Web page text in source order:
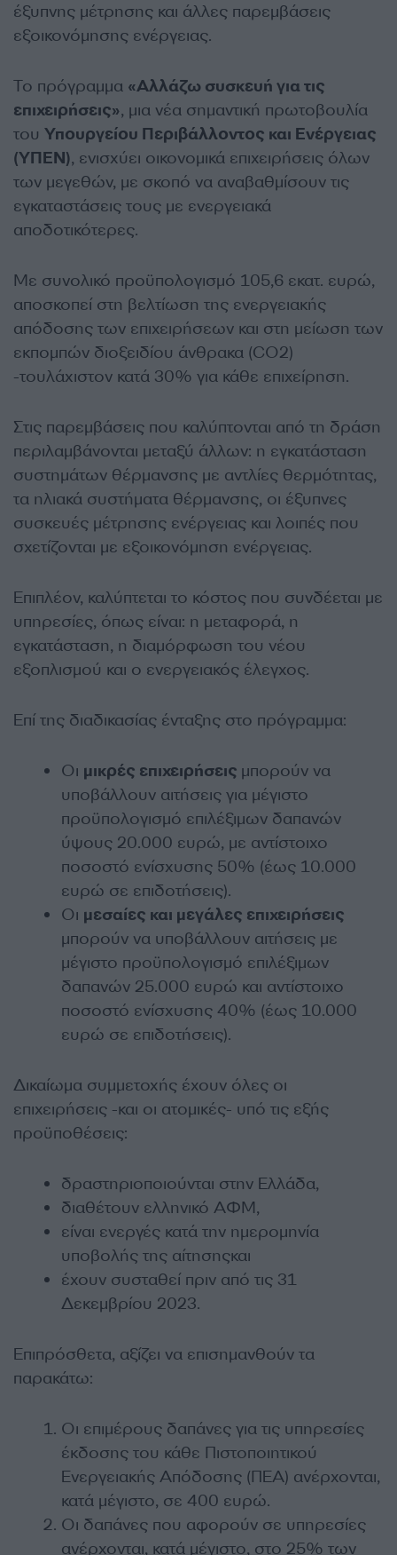
έξυπνης μέτρησης και άλλες παρεμβάσεις
εξοικονόμησης ενέργειας.
Το πρόγραμμα «Αλλάζω συσκευή για τις
επιχειρήσεις», μια νέα σημαντική πρωτοβουλία
του Υπουργείου Περιβάλλοντος και Ενέργειας
(ΥΠΕΝ), ενισχύει οικονομικά επιχειρήσεις όλων
των μεγεθών, με σκοπό να αναβαθμίσουν τις
εγκαταστάσεις τους με ενεργειακά
αποδοτικότερες.
Με συνολικό προϋπολογισμό 105,6 εκατ. ευρώ,
αποσκοπεί στη βελτίωση της ενεργειακής
απόδοσης των επιχειρήσεων και στη μείωση των
εκπομπών διοξειδίου άνθρακα (CO2)
-τουλάχιστον κατά 30% για κάθε επιχείρηση.
Στις παρεμβάσεις που καλύπτονται από τη δράση
περιλαμβάνονται μεταξύ άλλων: η εγκατάσταση
συστημάτων θέρμανσης με αντλίες θερμότητας,
τα ηλιακά συστήματα θέρμανσης, οι έξυπνες
συσκευές μέτρησης ενέργειας και λοιπές που
σχετίζονται με εξοικονόμηση ενέργειας.
Επιπλέον, καλύπτεται το κόστος που συνδέεται με
υπηρεσίες, όπως είναι: η μεταφορά, η
εγκατάσταση, η διαμόρφωση του νέου
εξοπλισμού και ο ενεργειακός έλεγχος.
Επί της διαδικασίας ένταξης στο πρόγραμμα:
Οι μικρές επιχειρήσεις μπορούν να
υποβάλλουν αιτήσεις για μέγιστο
προϋπολογισμό επιλέξιμων δαπανών
ύψους 20.000 ευρώ, με αντίστοιχο
ποσοστό ενίσχυσης 50% (έως 10.000
ευρώ σε επιδοτήσεις).
Οι μεσαίες και μεγάλες επιχειρήσεις
μπορούν να υποβάλλουν αιτήσεις με
μέγιστο προϋπολογισμό επιλέξιμων
δαπανών 25.000 ευρώ και αντίστοιχο
ποσοστό ενίσχυσης 40% (έως 10.000
ευρώ σε επιδοτήσεις).
Δικαίωμα συμμετοχής έχουν όλες οι
επιχειρήσεις -και οι ατομικές- υπό τις εξής
προϋποθέσεις:
δραστηριοποιούνται στην Ελλάδα,
διαθέτουν ελληνικό ΑΦΜ,
είναι ενεργές κατά την ημερομηνία
υποβολής της αίτησηςκαι
έχουν συσταθεί πριν από τις 31
Δεκεμβρίου 2023.
Επιπρόσθετα, αξίζει να επισημανθούν τα
παρακάτω:
Οι επιμέρους δαπάνες για τις υπηρεσίες
έκδοσης του κάθε Πιστοποιητικού
Ενεργειακής Απόδοσης (ΠΕΑ) ανέρχονται,
κατά μέγιστο, σε 400 ευρώ.
Οι δαπάνες που αφορούν σε υπηρεσίες
ανέρχονται, κατά μέγιστο, στο 25% των